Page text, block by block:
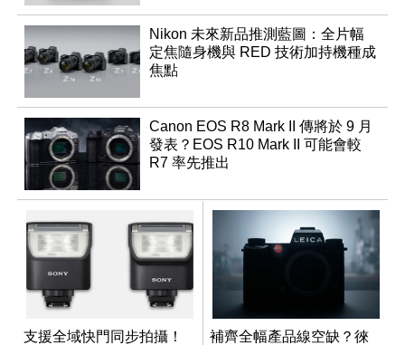
Nikon 未來新品推測藍圖：全片幅
定焦隨身機與 RED 技術加持機種成
焦點
Canon EOS R8 Mark II 傳將於 9 月
發表？EOS R10 Mark II 可能會較
R7 率先推出
支援全域快門同步拍攝！
補齊全幅產品線空缺？徠